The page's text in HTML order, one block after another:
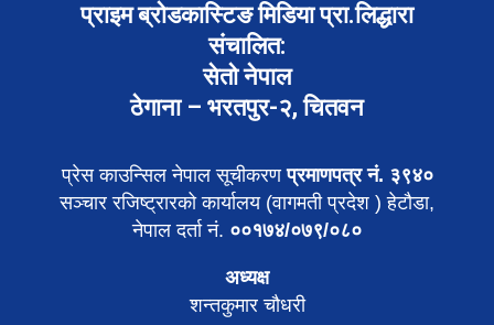
प्राइम ब्रोडकास्टिङ मिडिया प्रा.लिद्धारा
संचालित:
सेतो नेपाल
ठेगाना – भरतपुर-२, चितवन
प्रेस काउन्सिल नेपाल सूचीकरणप्रमाणपत्र नं. ३९४०
सञ्चार रजिष्ट्रारको कार्यालय (वागमती प्रदेश ) हेटौडा,
नेपाल दर्ता नं. ००१७४/०७९/०८०
अध्यक्ष
शन्तकुमार चौधरी